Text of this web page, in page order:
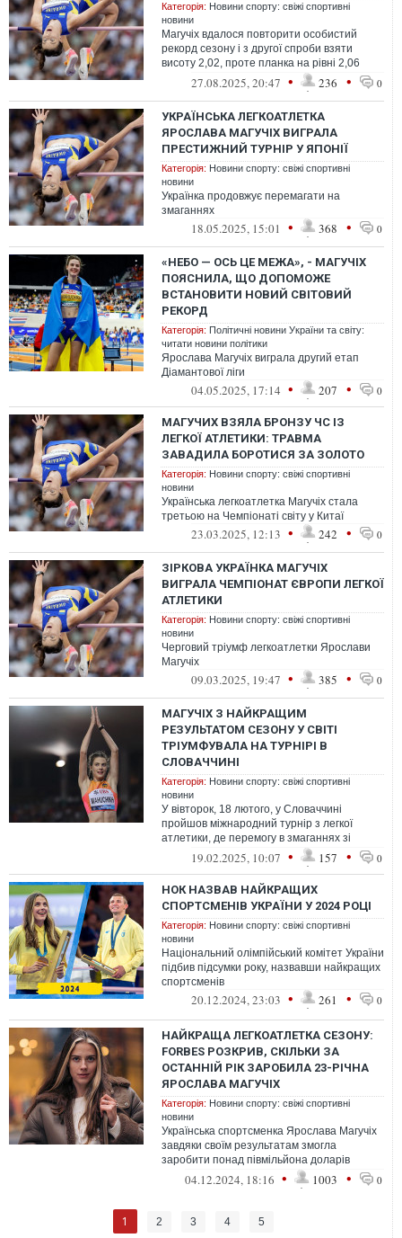
Категорія: Новини спорту: свіжі спортивні
новини
Магучіх вдалося повторити особистий
рекорд сезону і з другої спроби взяти
висоту 2,02, проте планка на рівні 2,06
українці вже не підкорилася
27.08.2025, 20:47 • 236 • 0
УКРАЇНСЬКА ЛЕГКОАТЛЕТКА
ЯРОСЛАВА МАГУЧІХ ВИГРАЛА
ПРЕСТИЖНИЙ ТУРНІР У ЯПОНІЇ
Категорія: Новини спорту: свіжі спортивні
новини
Українка продовжує перемагати на
змаганнях
18.05.2025, 15:01 • 368 • 0
«НЕБО — ОСЬ ЦЕ МЕЖА», - МАГУЧІХ
ПОЯСНИЛА, ЩО ДОПОМОЖЕ
ВСТАНОВИТИ НОВИЙ СВІТОВИЙ
РЕКОРД
Категорія: Політичні новини України та світу:
читати новини політики
Ярослава Магучіх виграла другий етап
Діамантової ліги
04.05.2025, 17:14 • 207 • 0
МАГУЧИХ ВЗЯЛА БРОНЗУ ЧС ІЗ
ЛЕГКОЇ АТЛЕТИКИ: ТРАВМА
ЗАВАДИЛА БОРОТИСЯ ЗА ЗОЛОТО
Категорія: Новини спорту: свіжі спортивні
новини
Українська легкоатлетка Магучіх стала
третьою на Чемпіонаті світу у Китаї
23.03.2025, 12:13 • 242 • 0
ЗІРКОВА УКРАЇНКА МАГУЧІХ
ВИГРАЛА ЧЕМПІОНАТ ЄВРОПИ ЛЕГКОЇ
АТЛЕТИКИ
Категорія: Новини спорту: свіжі спортивні
новини
Черговий тріумф легкоатлетки Ярослави
Магучіх
09.03.2025, 19:47 • 385 • 0
МАГУЧІХ З НАЙКРАЩИМ
РЕЗУЛЬТАТОМ СЕЗОНУ У СВІТІ
ТРІУМФУВАЛА НА ТУРНІРІ В
СЛОВАЧЧИНІ
Категорія: Новини спорту: свіжі спортивні
новини
У вівторок, 18 лютого, у Словаччині
пройшов міжнародний турнір з легкої
атлетики, де перемогу в змаганнях зі
стрибків у висоту здобула Ярослава
19.02.2025, 10:07 • 157 • 0
НОК НАЗВАВ НАЙКРАЩИХ
СПОРТСМЕНІВ УКРАЇНИ У 2024 РОЦІ
Категорія: Новини спорту: свіжі спортивні
новини
Національний олімпійський комітет України
підбив підсумки року, назвавши найкращих
спортсменів
20.12.2024, 23:03 • 261 • 0
НАЙКРАЩА ЛЕГКОАТЛЕТКА СЕЗОНУ:
FORBES РОЗКРИВ, СКІЛЬКИ ЗА
ОСТАННІЙ РІК ЗАРОБИЛА 23-РІЧНА
ЯРОСЛАВА МАГУЧІХ
Категорія: Новини спорту: свіжі спортивні
новини
Українська спортсменка Ярослава Магучіх
завдяки своїм результатам змогла
заробити понад півмільйона доларів
за 2024 рік
04.12.2024, 18:16 • 1003 • 0
1 2 3 4 5